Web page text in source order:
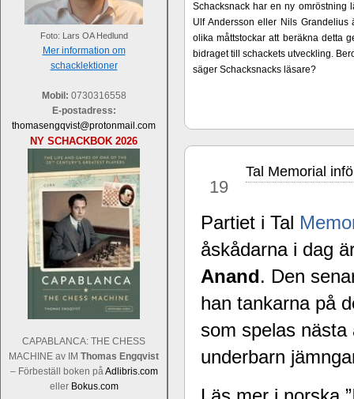
Foto: Lars OA Hedlund
Mer information om
schacklektioner
Mobil: 0730316558
E-postadress:
thomasengqvist@protonmail.com
NY SCHACKBOK 2026
CAPABLANCA: THE CHESS
MACHINE av IM Thomas Engqvist
– Förbeställ boken påAdlibris.com
eller Bokus.com
Schacksnack har en ny omröstning
Ulf Andersson eller Nils
olika måttstockar att beräkna detta
bidraget till schackets utveckling.
säger Schacksnacks läsare?
Sverigemästarklassen och övriga
Sverigemästartiteln och dessa är i
SM-gruppen är i år stark och
Elit: IM Michael Wiedenkeller, IM
Lindberg, FM Joar Östlund, FM
Östlund som är en starkt
19
Tal Memorial
Partiet i Tal
åskådarna i dag
Anand. Den
han tankarna på
som spelas
underbarn